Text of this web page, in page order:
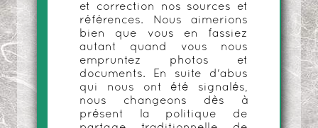
et correction nos sources et
références. Nous aimerions
bien que vous en fassiez
autant quand vous nous
empruntez photos et
documents. En suite d'abus
qui nous ont été signalés,
nous changeons dès à
présent la politique de